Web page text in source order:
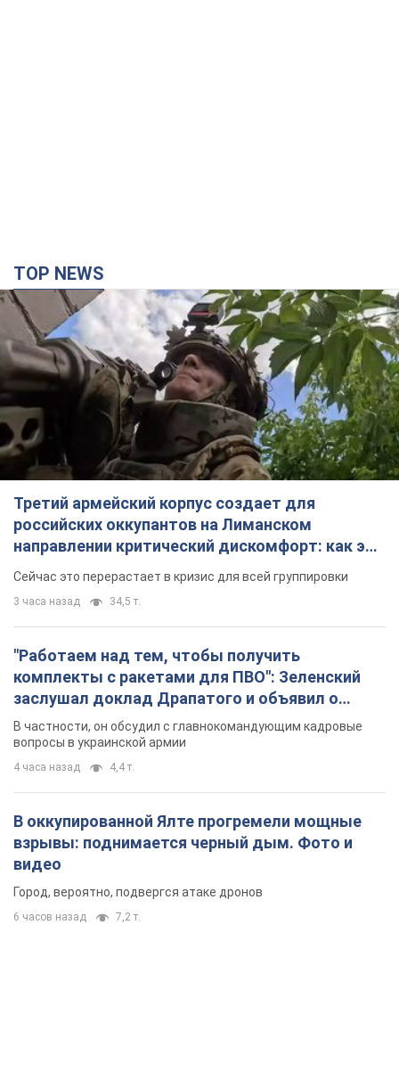
TOP NEWS
Третий армейский корпус создает для
российских оккупантов на Лиманском
направлении критический дискомфорт: как это
удалось
Сейчас это перерастает в кризис для всей группировки
3 часа назад 34,5 т.
"Работаем над тем, чтобы получить
комплекты с ракетами для ПВО": Зеленский
заслушал доклад Драпатого и объявил о
новых мерах
В частности, он обсудил с главнокомандующим кадровые
вопросы в украинской армии
4 часа назад 4,4 т.
В оккупированной Ялте прогремели мощные
взрывы: поднимается черный дым. Фото и
видео
Город, вероятно, подвергся атаке дронов
6 часов назад 7,2 т.